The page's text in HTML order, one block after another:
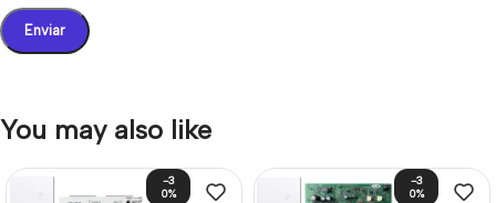
You may also like
-3
0%
-3
0%